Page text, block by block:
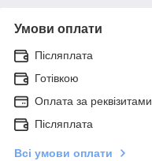
Умови оплати
Післяплата
Готівкою
Оплата за реквізитами
Післяплата
Всі умови оплати